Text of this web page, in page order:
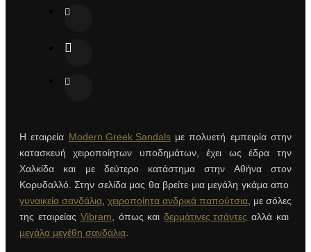
Η εταιρεία Modern Greek Sandalsμε πολυετή εμπειρία στην
κατασκευή χειροποίητων υποδημάτων, έχει ως έδρα την
Χαλκίδα και με δεύτερο κατάστημα στην Αθήνα στον
Κορυδαλλό. Στην σελίδα μας θα βρείτε μια μεγάλη γκάμα απο
γυναικεία σανδάλια χειροποίητα ανδρικά παπούτσια , με σόλες
της εταιρείας Vibram , όπως καιδερμάτινες τσάντες αλλά και
μεγάλα μεγέθη σανδάλια